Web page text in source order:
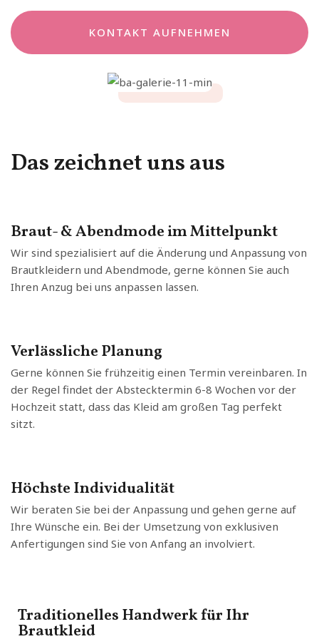
KONTAKT AUFNEHMEN
Das zeichnet uns aus
Braut- & Abendmode im Mittelpunkt
Wir sind spezialisiert auf die Änderung und Anpassung von
Brautkleidern und Abendmode, gerne können Sie auch
Ihren Anzug bei uns anpassen lassen.
Verlässliche Planung
Gerne können Sie frühzeitig einen Termin vereinbaren. In
der Regel findet der Abstecktermin 6-8 Wochen vor der
Hochzeit statt, dass das Kleid am großen Tag perfekt
sitzt.
Höchste Individualität
Wir beraten Sie bei der Anpassung und gehen gerne auf
Ihre Wünsche ein. Bei der Umsetzung von exklusiven
Anfertigungen sind Sie von Anfang an involviert.
Traditionelles Handwerk für Ihr
Brautkleid